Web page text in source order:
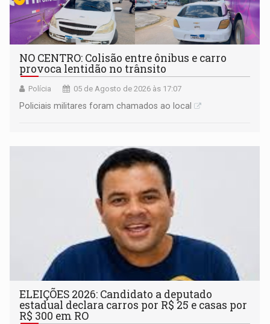
NO CENTRO: Colisão entre ônibus e carro
provoca lentidão no trânsito
Polícia 05 de Agosto de 2026 às 17:07
Policiais militares foram chamados ao local
ELEIÇÕES 2026: Candidato a deputado
estadual declara carros por R$ 25 e casas por
R$ 300 em RO